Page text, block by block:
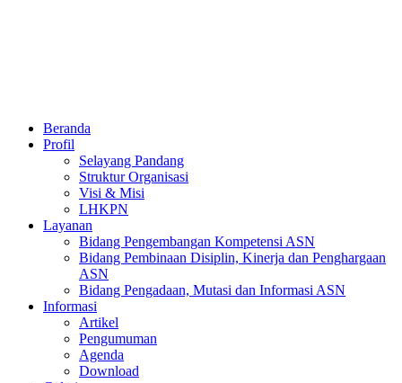
Beranda
Profil
Selayang Pandang
Struktur Organisasi
Visi & Misi
LHKPN
Layanan
Bidang Pengembangan Kompetensi ASN
Bidang Pembinaan Disiplin, Kinerja dan Penghargaan
ASN
Bidang Pengadaan, Mutasi dan Informasi ASN
Informasi
Artikel
Pengumuman
Agenda
Download